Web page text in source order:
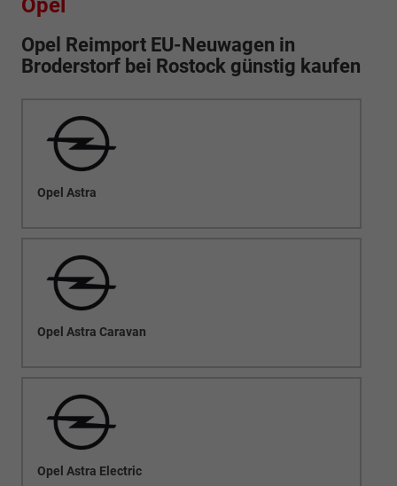
Opel Reimport EU-Neuwagen in
Broderstorf bei Rostock günstig kaufen
Opel Astra
Opel Astra Caravan
Opel Astra Electric